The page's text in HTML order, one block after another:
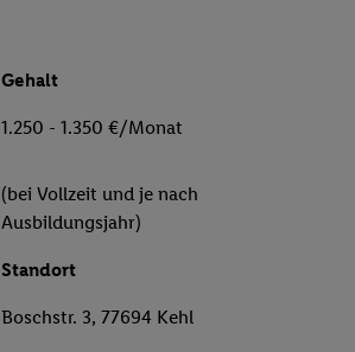
Gehalt
1.250 - 1.350 €/Monat
(bei Vollzeit und je nach
Ausbildungsjahr)
Standort
Boschstr. 3, 77694 Kehl